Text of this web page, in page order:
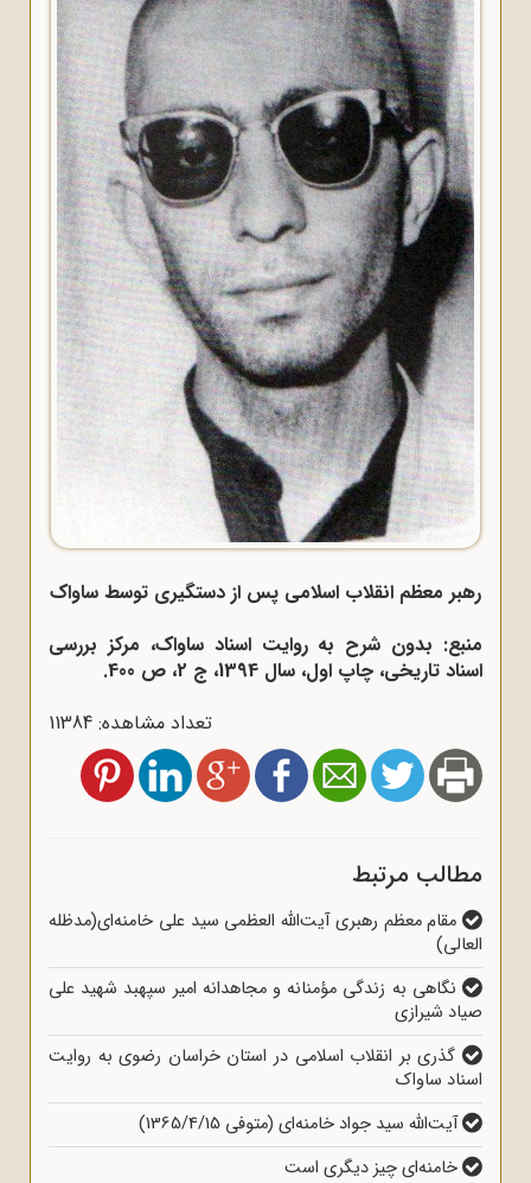
رهبر معظم انقلاب اسلامی پس از دستگیری توسط ساواک
منبع: بدون شرح به روایت اسناد ساواک، مرکز بررسی
اسناد تاریخی، چاپ اول، سال 1394، ج 2، ص 400.
تعداد مشاهده: 11384
مطالب مرتبط
مقام معظم رهبری آیت‌الله العظمی سید علی خامنه‌ای(مدظله
العالی)
نگاهی به زندگی مؤمنانه و مجاهدانه امیر سپهبد شهید علی
صیاد شیرازی
گذری بر انقلاب اسلامی در استان خراسان رضوی به روایت
اسناد ساواک
آیت‌الله سید جواد خامنه‌ای (متوفی 1365/4/15)
خامنه‌ای چیز دیگری است